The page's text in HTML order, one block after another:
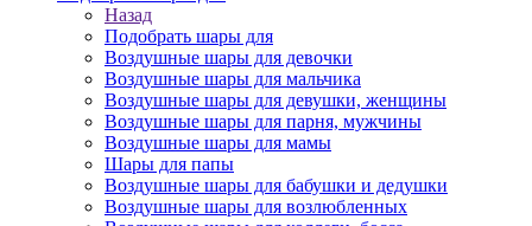
Назад
Подобрать шары для
Воздушные шары для девочки
Воздушные шары для мальчика
Воздушные шары для девушки, женщины
Воздушные шары для парня, мужчины
Воздушные шары для мамы
Шары для папы
Воздушные шары для бабушки и дедушки
Воздушные шары для возлюбленных